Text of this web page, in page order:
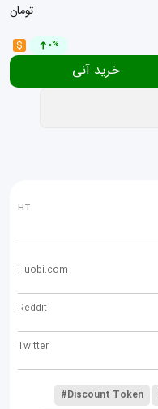
تومان
0%
$
خرید آنی
HT
Huobi.com
Reddit
Twitter
#Discount Token